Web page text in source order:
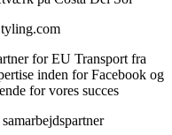
for EU Transport fra
inden for Facebook og
for vores succes